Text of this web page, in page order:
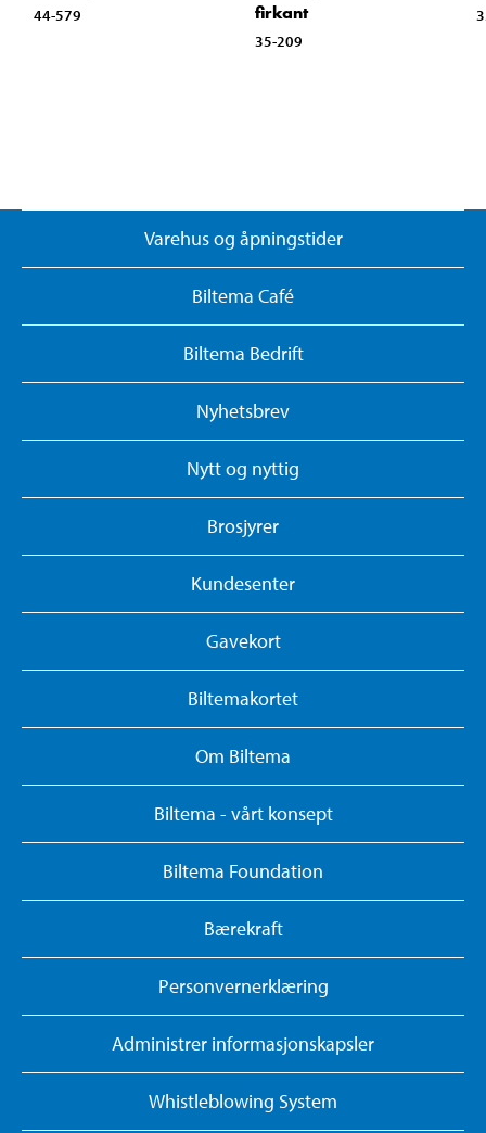
44-579
firkant
35-209
Varehus og åpningstider
Biltema Café
Biltema Bedrift
Nyhetsbrev
Nytt og nyttig
Brosjyrer
Kundesenter
Gavekort
Biltemakortet
Om Biltema
Biltema - vårt konsept
Biltema Foundation
Bærekraft
Personvernerklæring
Administrer informasjonskapsler
Whistleblowing System